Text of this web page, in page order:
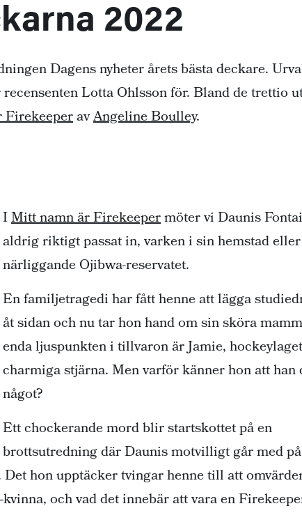
2022
Dagens nyheter årets bästa deckare.
Lotta Ohlsson för. Bland de trettio
avAngeline Boulley.
IMitt namn är Firekeepermöter vi Daunis
aldrig riktigt passat in, varken i sin hemstad
närliggande Ojibwa-reservatet.
En familjetragedi har fått henne att lägga
åt sidan och nu tar hon hand om sin sköra
enda ljuspunkten i tillvaron är Jamie,
charmiga stjärna. Men varför känner hon att
något?
Ett chockerande mord blir startskottet på en
brottsutredning där Daunis motvilligt går med
hon upptäcker tvingar henne till att
och vad det innebär att vara en